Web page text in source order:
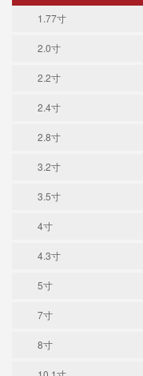
1.77寸
2.0寸
2.2寸
2.4寸
2.8寸
3.2寸
3.5寸
4寸
4.3寸
5寸
7寸
8寸